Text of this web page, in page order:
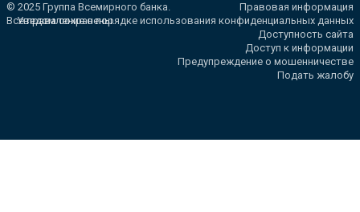
© 2025 Группа Всемирного банка.
Все права сохранены.
Правовая информация
Уведомление о порядке использования конфиденциальных данных
Доступность сайта
Доступ к информации
Предупреждение о мошенничестве
Подать жалобу